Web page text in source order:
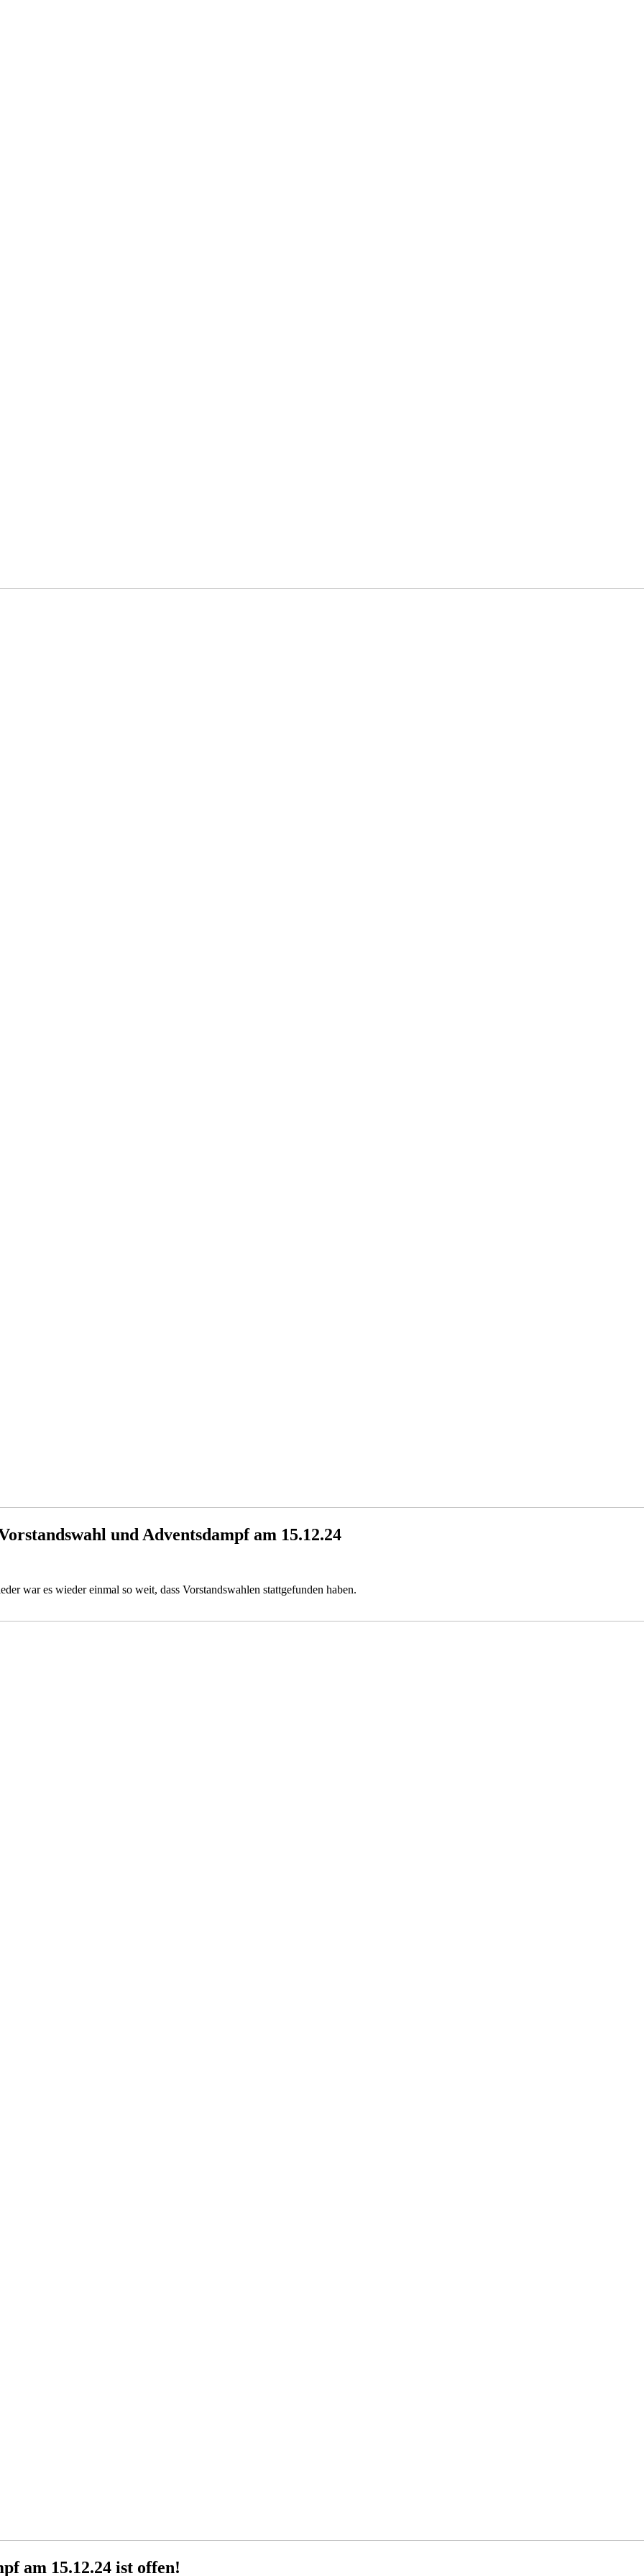
und Adventsdampf am 15.12.24
war es wieder einmal so weit, dass Vorstandswahlen stattgefunden haben.
am 15.12.24 ist offen!